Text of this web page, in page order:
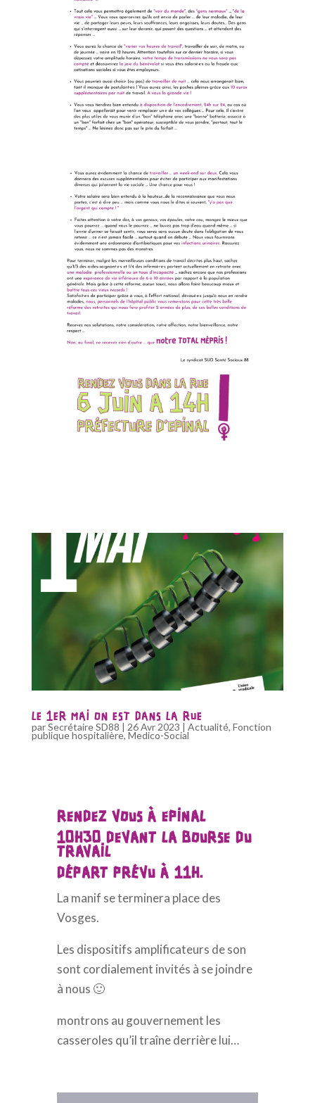
LE 1ER MAI ON EST DANS LA RUE
parSecrétaire SD88 | 26 Avr 2023 | Actualité, Fonction
publique hospitalière, Medico-Social
RENDEZ VOUS À EPINAL
10H30 DEVANT LA BOURSE DU
TRAVAIL
DÉPART PRÉVU À 11H.
La manif se terminera place des
Vosges.
Les dispositifs amplificateurs de son
sont cordialement invités à se joindre
à nous 🙂
montrons au gouvernement les
casseroles qu’il traîne derrière lui…